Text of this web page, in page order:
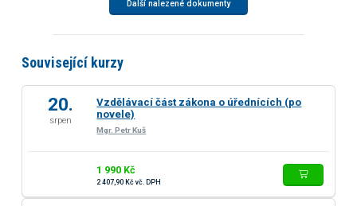
Další nalezené dokumenty
Související kurzy
20.
srpen
Vzdělávací část zákona o úřednících (po
novele)
Mgr. Petr Kuš
1 990 Kč
2 407,90 Kč vč. DPH